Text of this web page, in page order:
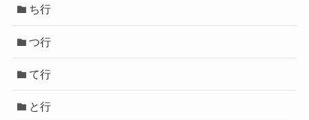
ち行
つ行
て行
と行